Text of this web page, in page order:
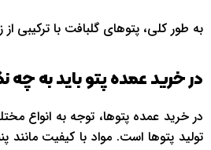
به طور کلی، پتوهای گلبافت با ترکیبی
در خرید عمده پتو باید به چه
در خرید عمده پتوها، توجه به انواع
تولید پتوها است. مواد با کیفیت